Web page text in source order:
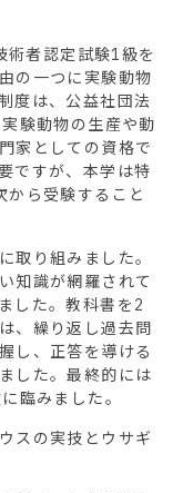
者認定試験1級を
の一つに実験動物
度は、公益社団法
験動物の生産や動
家としての資格で
ですが、本学は特
ら受験すること
取り組みました。
知識が網羅されて
した。教科書を2
、繰り返し過去問
し、正答を導ける
した。最終的には
臨みました。
スの実技とウサギ